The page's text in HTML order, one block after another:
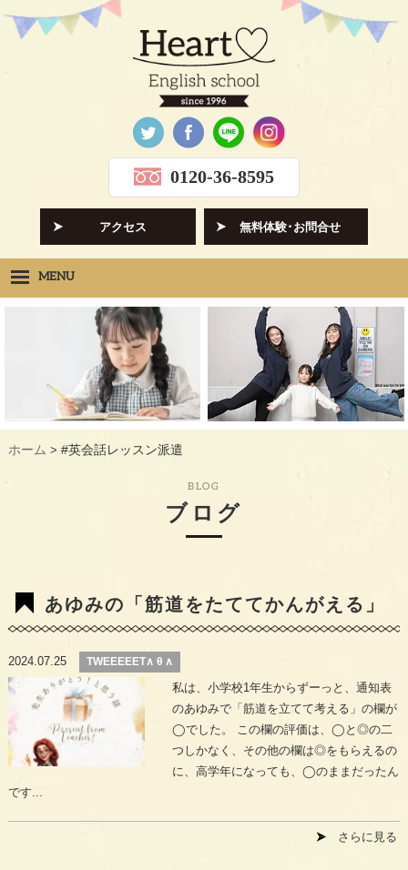
0120-36-8595
アクセス 無料体験･お問合せ
MENU
HOPE
CLASS
先生紹介 INSTRUCTORS
ギャラリー GALLERY
ホーム > #英会話レッスン派遣
BLOG
ブログ
あゆみの「筋道をたててかんがえる」
2024.07.25 TWEEEEET∧ θ ∧
私は、小学校1年生からずーっと、通知表
のあゆみで「筋道を立てて考える」の欄が
◯でした。 この欄の評価は、◯と◎の二
つしかなく、その他の欄は◎をもらえるの
に、高学年になっても、◯のままだったん
です...
さらに見る